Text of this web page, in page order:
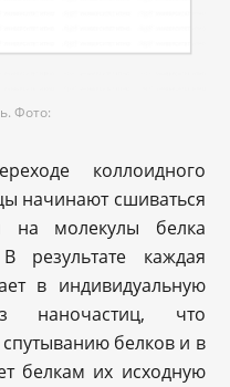
Фото:
коллоидного
начинают сшиваться
на молекулы белка
результате каждая
в индивидуальную
наночастиц, что
спутыванию белков и в
белкам их исходную